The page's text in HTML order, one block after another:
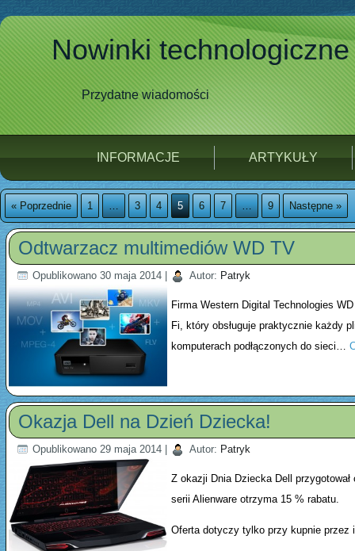
Nowinki technologiczne
Przydatne wiadomości
INFORMACJE ARTYKUŁY
« Poprzednie 1 … 3 4 5 6 7 … 9 Następne »
Odtwarzacz multimediów WD TV
Opublikowano 30 maja 2014 Autor: Patryk
Firma Western Digital Technologies
Fi, który obsługuje praktycznie każdy
komputerach podłączonych do sieci…
Okazja Dell na Dzień Dziecka!
Opublikowano 29 maja 2014 Autor: Patryk
Z okazji Dnia Dziecka Dell
serii Alienware otrzyma 15 % rabatu.
Oferta dotyczy tylko przy kupnie